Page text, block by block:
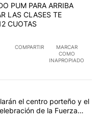
PUM PARA ARRIBA
LAS CLASES TE
CUOTAS
COMPARTIR
MARCAR
COMO
INAPROPIADO
comentarios en los
aviones F 16
el centro porteño y el
de la Fuerza